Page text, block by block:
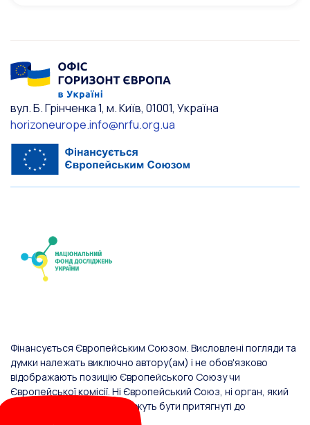
вул. Б. Грінченка 1, м. Київ, 01001, Україна
horizoneurope.info@nrfu.org.ua
Фінансується Європейським Союзом. Висловлені погляди та
думки належать виключно автору(ам) і не обов'язково
відображають позицію Європейського Союзу чи
Європейської комісії. Ні Європейський Союз, ні орган, який
надав фінансування, не можуть бути притягнуті до